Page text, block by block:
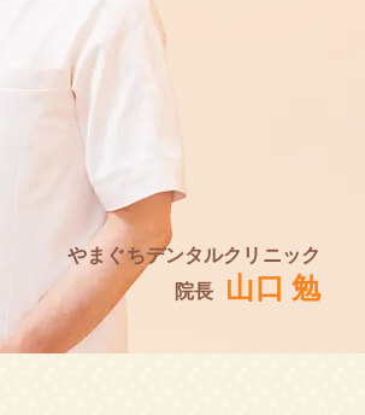
やまぐちデンタルクリニック
院長
山口 勉